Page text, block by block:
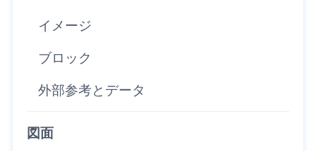
イメージ
ブロック
外部参考とデータ
図面